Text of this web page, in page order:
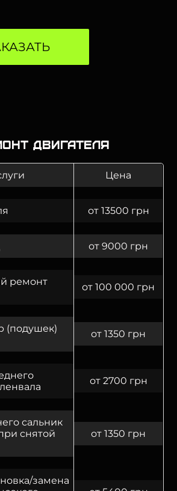
двигателя
Цена
от 13500 грн
от 9000 грн
ремонт
от 100 000 грн
(подушек)
от 1350 грн
от 2700 грн
сальник
снятой
от 1350 грн
замена